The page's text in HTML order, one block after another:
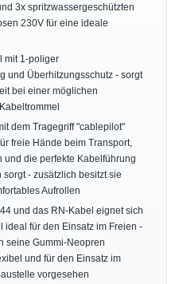
3x spritzwassergeschützten
230V für eine ideale
mit 1-poliger
und Überhitzungsschutz - sorgt
bei einer möglichen
dem Tragegriff "cablepilot"
freie Hände beim Transport,
und die perfekte Kabelführung
sorgt - zusätzlich besitzt sie
Aufrollen
und das RN-Kabel eignet sich
ideal für den Einsatz im Freien -
seine Gummi-Neopren
und für den Einsatz im
vorgesehen